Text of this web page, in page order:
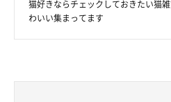
猫好きならチェックしておきたい猫
わいい集まってます